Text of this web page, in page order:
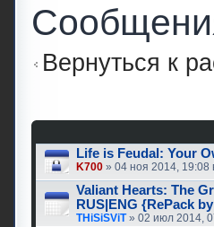
Вернуться к
Life is Feudal: Your
K700 » 04 ноя 2014, 19:08
Valiant Hearts: The
RUS|ENG {RePack
THiSiSViT» 02 июл 2014,